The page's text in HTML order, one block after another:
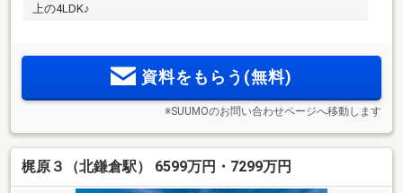
上の4LDK♪
資料をもらう(無料)
※SUUMOのお問い合わせページへ移動します
梶原３（北鎌倉駅） 6599万円・7299万円